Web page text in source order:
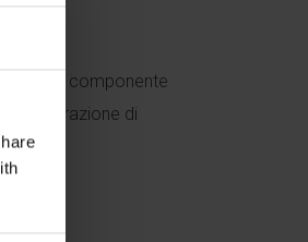
e componente
di